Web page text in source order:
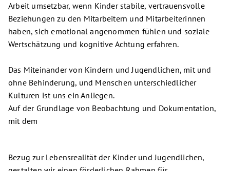
Arbeit umsetzbar, wenn Kinder stabile, vertrauensvolle
Beziehungen zu den Mitarbeitern und Mitarbeiterinnen
haben, sich emotional angenommen fühlen und soziale
Wertschätzung und kognitive Achtung erfahren.
Das Miteinander von Kindern und Jugendlichen, mit und
ohne Behinderung, und Menschen unterschiedlicher
Kulturen ist uns ein Anliegen.
Auf der Grundlage von Beobachtung und Dokumentation,
mit dem
Bezug zur Lebensrealität der Kinder und Jugendlichen,